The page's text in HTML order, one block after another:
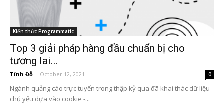
Kiến thức Programmatic
Top 3 giải pháp hàng đầu chuẩn bị cho
tương lai...
Tính Đỗ - October 12, 2021 0
Ngành quảng cáo trực tuyến trong thập kỷ qua đã khai thác dữ liệu
chủ yếu dựa vào cookie -...